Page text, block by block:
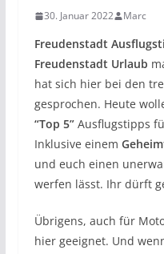
30. Januar 2022 Marc
Freudenstadt
Freudenstadt Urlaub
hat sich hier bei den
gesprochen. Heute
“Top 5”Ausflugstipps
Inklusive einem
und euch einen
werfen lässt. Ihr dürft
Übrigens, auch für
hier geeignet. Und